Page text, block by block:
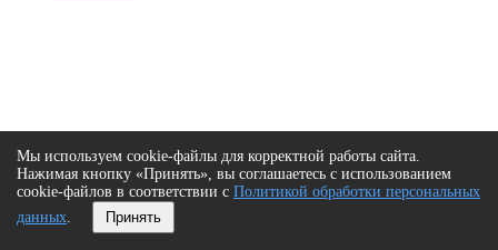
Мы используем cookie-файлы для корректной работы сайта.
Нажимая кнопку «Принять», вы соглашаетесь с использованием
cookie-файлов в соответствии с Политикой обработки персональных
данных. Принять